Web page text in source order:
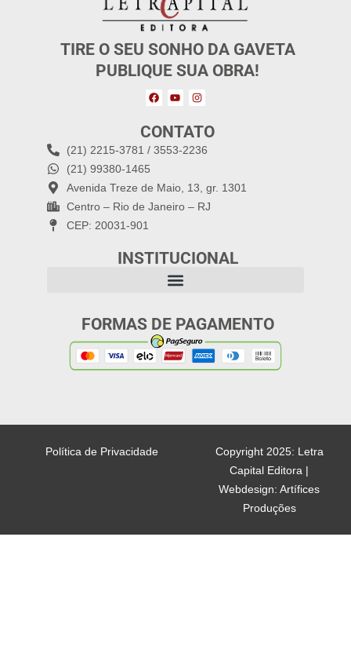
TIRE O SEU SONHO DA GAVETA
PUBLIQUE SUA OBRA!
CONTATO
(21) 2215-3781 / 3553-2236
(21) 99380-1465
Avenida Treze de Maio, 13, gr. 1301
Centro – Rio de Janeiro – RJ
CEP: 20031-901
INSTITUCIONAL
FORMAS DE PAGAMENTO
Copyright 2025: Letra
Capital Editora |
Webdesign: Artífices
Produções
Política de Privacidade